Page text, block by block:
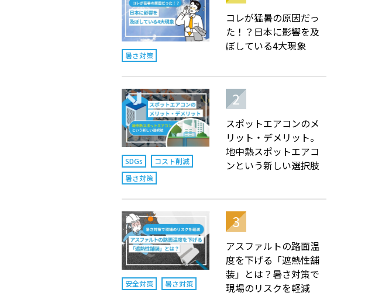
暑さ対策
コレが猛暑の原因だっ
た！？日本に影響を及
ぼしている4大現象
SDGs
コスト削減
暑さ対策
スポットエアコンのメ
リット・デメリット。
地中熱スポットエアコ
ンという新しい選択肢
安全対策 暑さ対策
アスファルトの路面温
度を下げる「遮熱性舗
装」とは？暑さ対策で
現場のリスクを軽減